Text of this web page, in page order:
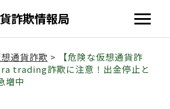
詐欺情報局
通貨詐欺 >
【危険な仮想通貨詐
trading詐欺に注意！出金停止と
増中